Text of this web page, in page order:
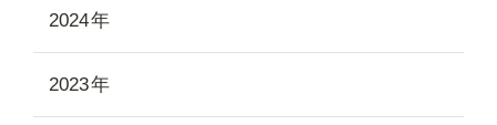
2024
2023